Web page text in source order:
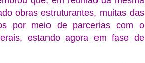
obras estruturantes, muitas das
por meio de parcerias com o
estando agora em fase de